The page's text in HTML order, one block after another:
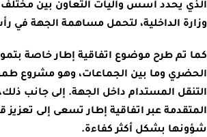
الذي يحدد أسس وآليات التعاون بين
وزارة الداخلية، لتحمل مساهمة الجهة في
كما تم طرح موضوع اتفاقية إطار خاصة
الحضري وما بين الجماعات، وهو مشروع
التنقل المستدام داخل الجهة. إلى جانب
المتقدمة عبر اتفاقية إطار تسعى إلى
شؤونها بشكل أكثر كفاءة.